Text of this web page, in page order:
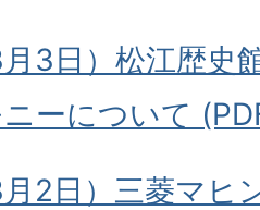
月3日）松江歴史
ーについて
月2日）三菱マヒ